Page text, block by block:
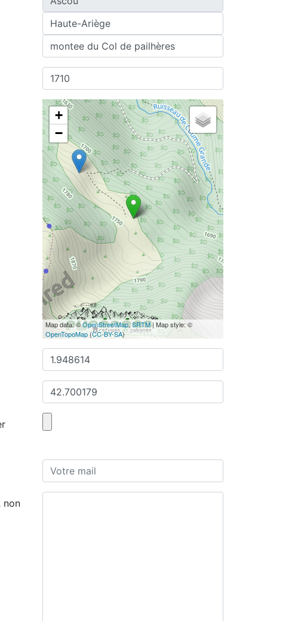
+
−
Map data: ©OpenStreetMap,SRTM| Map style: ©
OpenTopoMap(CC-BY-SA)
non